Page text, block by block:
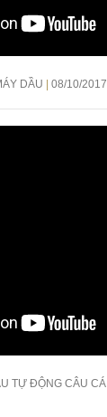
DẦU 08/10/2017
TỰ ĐỘNG CÂU CÁ